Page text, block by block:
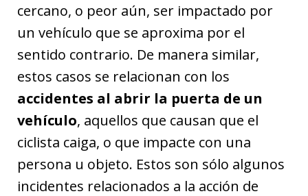
cercano, o peor aún, ser impactado por
un vehículo que se aproxima por el
sentido contrario. De manera similar,
estos casos se relacionan con los
accidentes al abrir la puerta de un
vehículo, aquellos que causan que el
ciclista caiga, o que impacte con una
persona u objeto. Estos son sólo algunos
incidentes relacionados a la acción de